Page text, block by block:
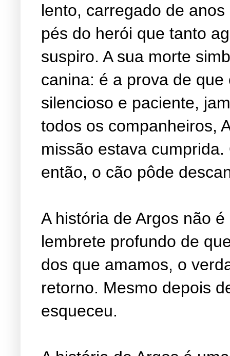
lento, carregado de
pés do herói que tanto
suspiro. A sua morte
canina: é a prova de
silencioso e paciente,
todos os companheiros,
missão estava
então, o cão pôde
A história de Argos não
lembrete profundo de
dos que amamos, o
retorno. Mesmo depois
esqueceu.